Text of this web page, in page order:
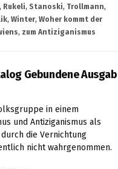
, Rukeli, Stanoski, Trollmann,
, Winter, Woher kommt der
, zum Antiziganismus
Gebundene Ausgab
in einem
und Antiziganismus als
die Vernichtung
nicht wahrgenommen.